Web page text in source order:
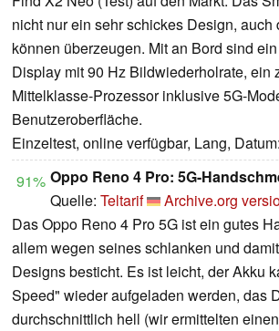
nicht nur ein sehr schickes Design, auch
können überzeugen. Mit an Bord sind
Display mit 90 Hz Bildwiederholrate, ein
Mittelklasse-Prozessor inklusive 5G-
Benutzeroberfläche.
Einzeltest, online verfügbar, Lang,
91% Oppo Reno 4 Pro: 5G-
Quelle: Teltarif
Archive.org
Das Oppo Reno 4 Pro 5G ist ein gutes
allem wegen seines schlanken und
Designs besticht. Es ist leicht, der Akku
Speed" wieder aufge­laden werden, das
durch­schnitt­lich hell (wir ermit­telten